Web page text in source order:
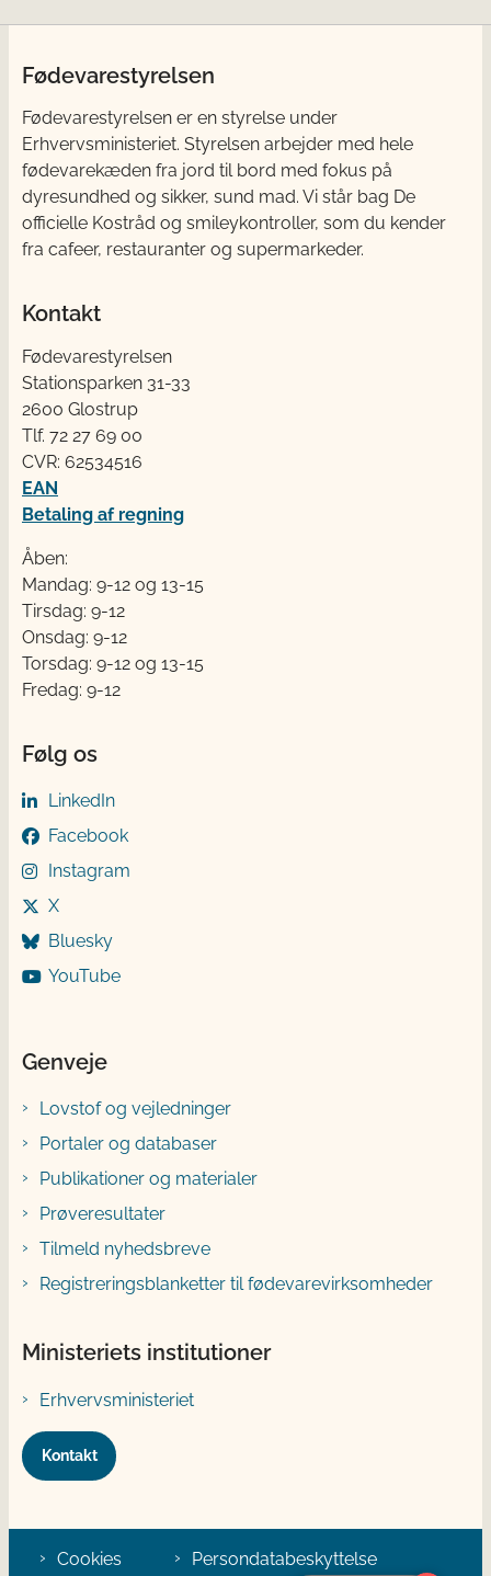
Fødevarestyrelsen
Fødevarestyrelsen er en styrelse under
Erhvervsministeriet. Styrelsen arbejder med hele
fødevarekæden fra jord til bord med fokus på
dyresundhed og sikker, sund mad. Vi står bag De
officielle Kostråd og smileykontroller, som du kender
fra cafeer, restauranter og supermarkeder.
Kontakt
Fødevarestyrelsen
Stationsparken 31-33
2600 Glostrup
Tlf. 72 2​​​7 69 00
CVR: 62534516
EAN
Betaling af regning
Åben:
Mandag: 9-12 og 13-15
Tirsdag: 9-12
Onsdag: 9-12
Torsdag: 9-12 og 13-15
Fredag: 9-12
Følg os
LinkedIn
Facebook
Instagram
X
Bluesky
YouTube
Genveje
Lovstof og vejledninger
Portaler og databaser
Publikationer og materialer
Prøveresultater
Tilmeld nyhedsbreve
Registreringsblanketter til fødevarevirksomheder
Ministeriets institutioner
Erhvervsministeriet
Kontakt
Cookies Persondatabeskyttelse